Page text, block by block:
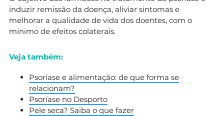
induzir remissão da doença, aliviar sintomas e
melhorar a qualidade de vida dos doentes, com o
mínimo de efeitos colaterais.
Veja também:
Psoríase e alimentação: de que forma se
relacionam?
Psoríase no Desporto
Pele seca? Saiba o que fazer